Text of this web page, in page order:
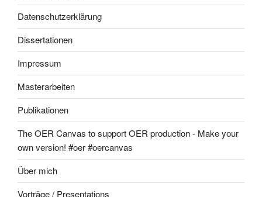
Datenschutzerklärung
Dissertationen
Impressum
Masterarbeiten
Publikationen
The OER Canvas to support OER production - Make your
own version! #oer #oercanvas
Über mich
Vorträge / Presentations